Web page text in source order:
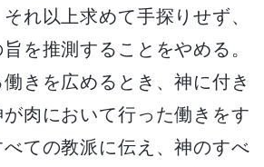
れ以上求めて手探りせず、
を推測することをやめる。
きを広めるとき、神に付き
肉において行った働きをす
ての教派に伝え、神のすべ